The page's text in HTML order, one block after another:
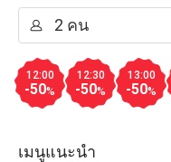
12:00
-50%
12:30
-50%
13:00
-50%
เมนูแนะนำ